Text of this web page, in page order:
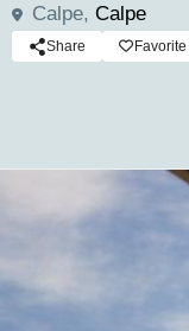
Calpe, Calpe
Share Favorite